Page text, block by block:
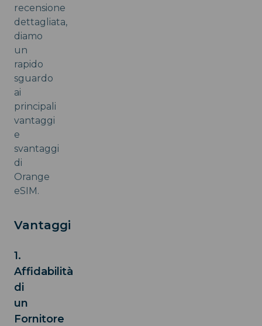
recensione
dettagliata,
diamo
un
rapido
sguardo
ai
principali
vantaggi
e
svantaggi
di
Orange
eSIM.
Vantaggi
1.
Affidabilità
di
un
Fornitore